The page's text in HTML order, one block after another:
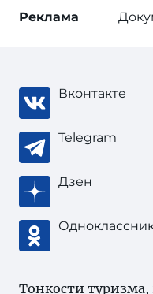
Реклама
Вконтакте
Telegram
Дзен
Тонкости туризма